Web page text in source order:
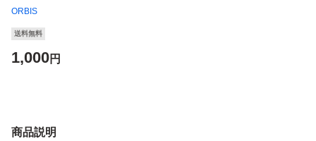
ORBIS
送料無料
1,000円
商品説明